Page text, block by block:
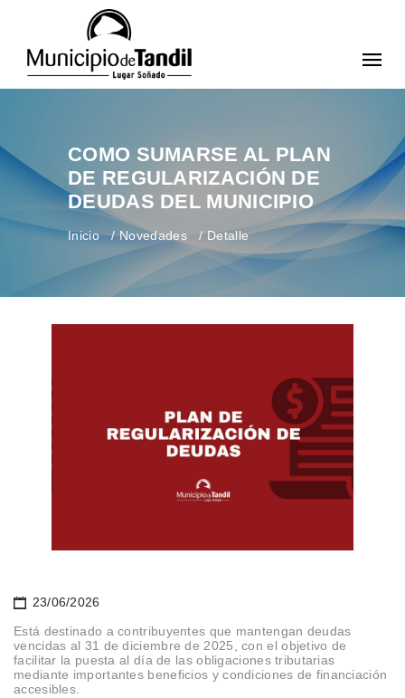
COMO SUMARSE AL PLAN
DE REGULARIZACIÓN DE
DEUDAS DEL MUNICIPIO
Inicio Novedades Detalle
23/06/2026
Está destinado a contribuyentes que mantengan deudas
vencidas al 31 de diciembre de 2025, con el objetivo de
facilitar la puesta al día de las obligaciones tributarias
mediante importantes beneficios y condiciones de financiación
accesibles.